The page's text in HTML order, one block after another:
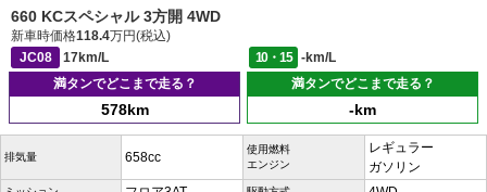
660 KCスペシャル 3方開 4WD
新車時価格118.4万円(税込)
JC08
17km/L 10・15
-km/L
満タンでどこまで走る？
578km
満タンでどこまで走る？
-km
排気量 658cc
使用燃料
エンジン
レギュラー
ガソリン